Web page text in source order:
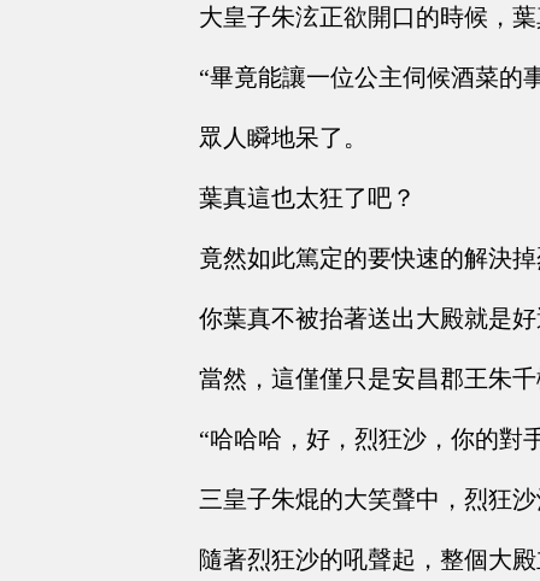
大皇子朱泫正欲開口的時候，
“畢竟能讓一位公主伺候酒菜的
眾人瞬地呆了。
葉真這也太狂了吧？
竟然如此篤定的要快速的解決
你葉真不被抬著送出大殿就是
當然，這僅僅只是安昌郡王朱
“哈哈哈，好，烈狂沙，你的對
三皇子朱焜的大笑聲中，烈狂
隨著烈狂沙的吼聲起，整個大